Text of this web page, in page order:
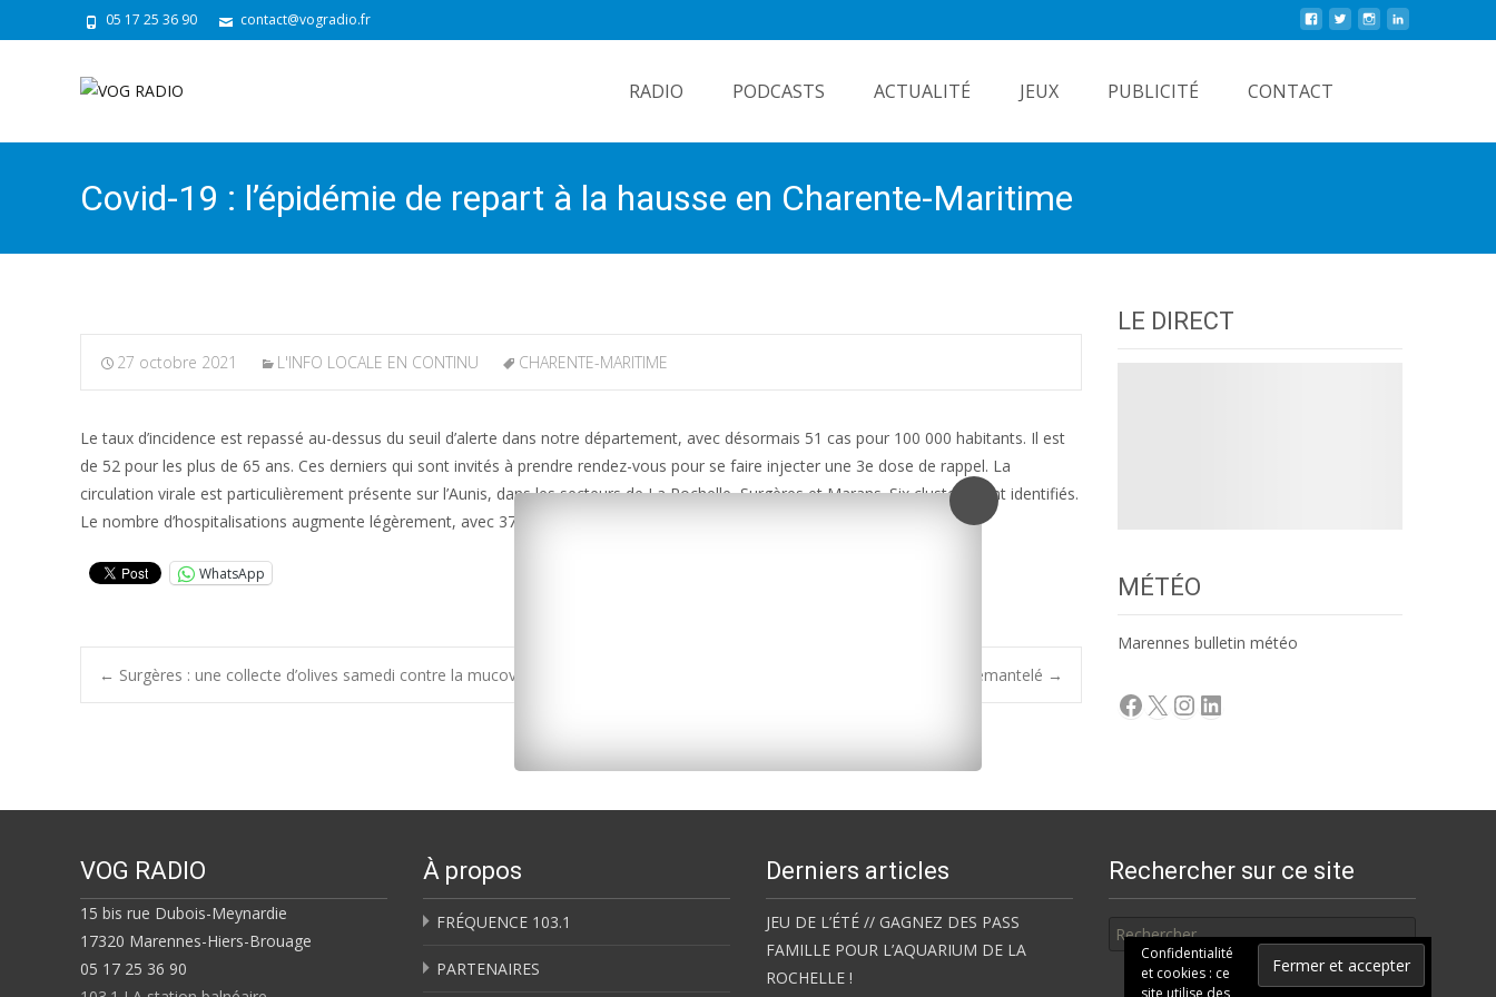
05 17 25 36 90 contact@vogradio.fr
RADIO PODCASTS ACTUALITÉ JEUX PUBLICITÉ CONTACT
Covid-19 : l’épidémie de repart à la hausse en Charente-Maritime
27 octobre 2021 L'INFO LOCALE EN CONTINU CHARENTE-MARITIME
Le taux d’incidence est repassé au-dessus du seuil d’alerte dans notre département, avec désormais 51 cas pour 100 000 habitants. Il est
de 52 pour les plus de 65 ans. Ces derniers qui sont invités à prendre rendez-vous pour se faire injecter une 3e dose de rappel. La
circulation virale est particulièrement présente sur l’Aunis, dans les secteurs de La Rochelle, Surgères et Marans. Six clusters sont identifiés.
Le nombre d’hospitalisations augmente légèrement, avec 37 malades dont 6 en réanimation.
WhatsApp
Post
← Surgères : une collecte d’olives samedi contre la mucoviscidose Rochefort : un nouveau point de deal démantelé →
LE DIRECT
MÉTÉO
Marennes bulletin météo
Facebook
X Instagram
LinkedIn
VOG RADIO
15 bis rue Dubois-Meynardie
17320 Marennes-Hiers-Brouage
05 17 25 36 90
À propos
FRÉQUENCE 103.1
PARTENAIRES
Derniers articles
JEU DE L’ÉTÉ // GAGNEZ DES PASS
FAMILLE POUR L’AQUARIUM DE LA
ROCHELLE !
Rechercher sur ce site
Confidentialité
et cookies : ce
site utilise des